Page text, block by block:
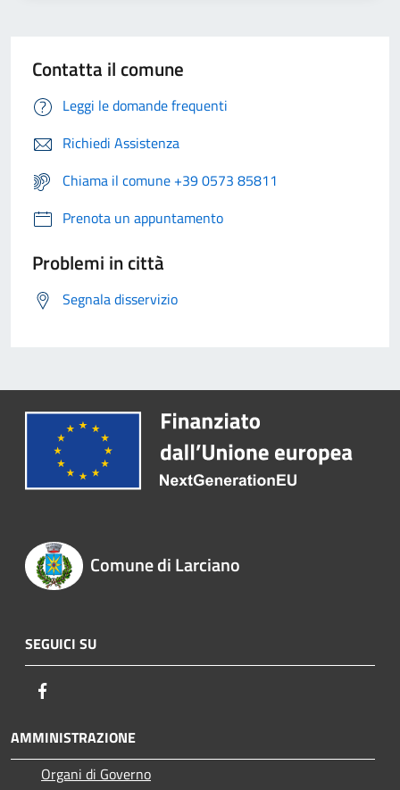
Contatta il comune
Leggi le domande frequenti
Richiedi Assistenza
Chiama il comune +39 0573 85811
Prenota un appuntamento
Problemi in città
Segnala disservizio
Comune di Larciano
SEGUICI SU
AMMINISTRAZIONE
Organi di Governo